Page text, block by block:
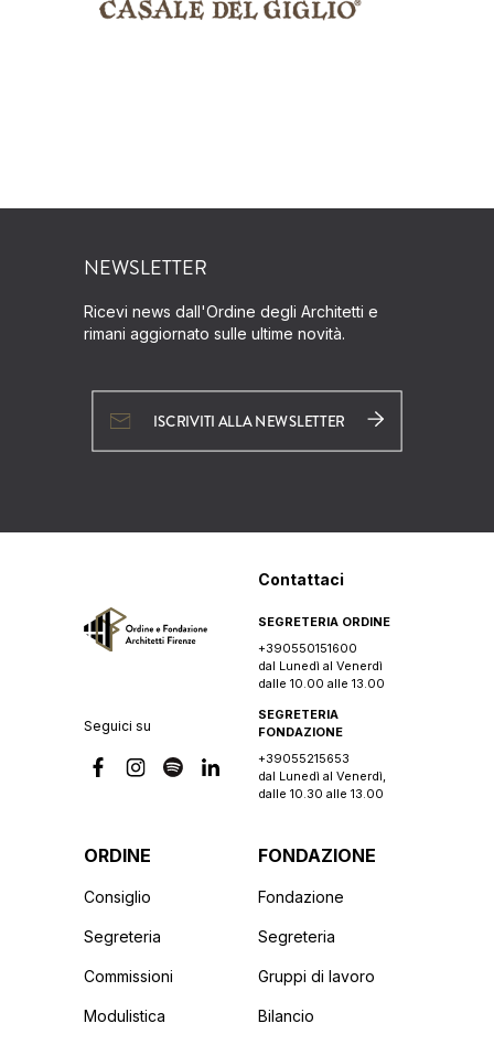
NEWSLETTER
Ricevi news dall'Ordine degli Architetti e
rimani aggiornato sulle ultime novità.
ISCRIVITI ALLA NEWSLETTER
Seguici su
Contattaci
SEGRETERIA ORDINE
+390550151600
dal Lunedì al Venerdì
dalle 10.00 alle 13.00
SEGRETERIA
FONDAZIONE
+39055215653
dal Lunedì al Venerdì,
dalle 10.30 alle 13.00
ORDINE
Consiglio
Segreteria
Commissioni
Modulistica
FONDAZIONE
Fondazione
Segreteria
Gruppi di lavoro
Bilancio